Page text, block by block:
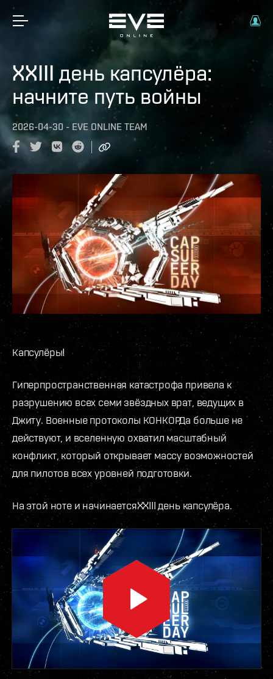
XXIII день капсулёра:
начните путь войны
2026-04-30 - EVE ONLINE TEAM
Капсулёры!
Гиперпространственная катастрофа привела к
разрушению всех семи звёздных врат, ведущих в
Джиту. Военные протоколы КОНКОРДа больше не
действуют, и вселенную охватил масштабный
конфликт, который открывает массу возможностей
для пилотов всех уровней подготовки.
На этой ноте и начинаетсяXXIII день капсулёра.